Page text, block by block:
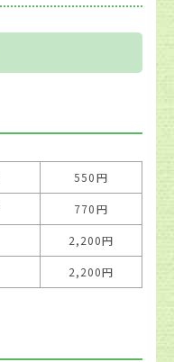
550円
770円
2,200円
2,200円